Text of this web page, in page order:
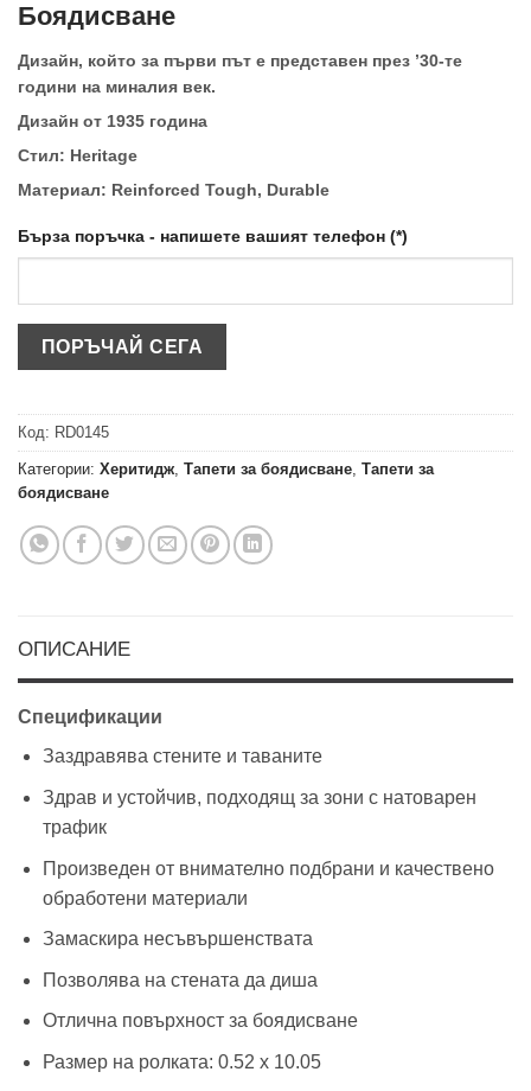
Боядисване
Дизайн, който за първи път е представен през ’30-те
години на миналия век.
Дизайн от 1935 година
Стил: Heritage
Материал: Reinforced Tough, Durable
Бърза поръчка - напишете вашият телефон (*)
Код: RD0145
Категории: Херитидж Тапети за боядисване Тапети за
боядисване
ОПИСАНИЕ
Спецификации
Заздравява стените и таваните
Здрав и устойчив, подходящ за зони с натоварен
трафик
Произведен от внимателно подбрани и качествено
обработени материали
Замаскира несъвършенствата
Позволява на стената да диша
Отлична повърхност за боядисване
Размер на ролката: 0.52 х 10.05